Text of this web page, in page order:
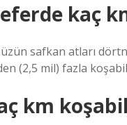
kaç
safkan atları
(2,5 mil) fazla
km